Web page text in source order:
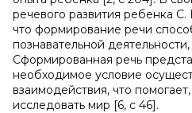
речевого развития ребенка
что формирование речи
познавательной
Сформированная речь
необходимое условие
взаимодействия, что
исследовать мир [6, с 46].